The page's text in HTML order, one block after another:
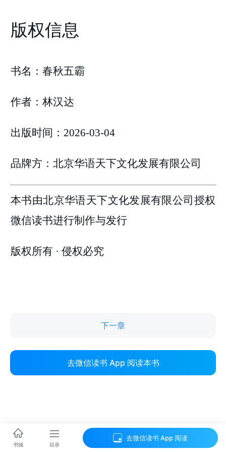
下一章
去微信读书 App 阅读本书
书城 目录
去微信读书 App 阅读